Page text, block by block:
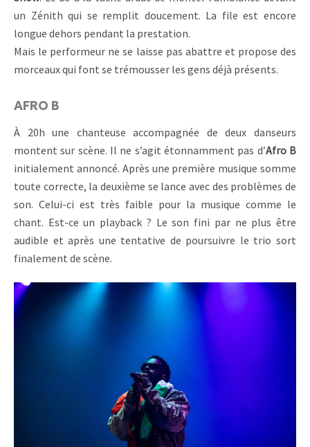
un Zénith qui se remplit doucement. La file est encore
longue dehors pendant la prestation.
Mais le performeur ne se laisse pas abattre et propose des
morceaux qui font se trémousser les gens déjà présents.
AFRO B
À 20h une chanteuse accompagnée de deux danseurs
montent sur scène. Il ne s’agit étonnamment pas d’Afro B
initialement annoncé. Après une première musique somme
toute correcte, la deuxième se lance avec des problèmes de
son. Celui-ci est très faible pour la musique comme le
chant. Est-ce un playback ? Le son fini par ne plus être
audible et après une tentative de poursuivre le trio sort
finalement de scène.